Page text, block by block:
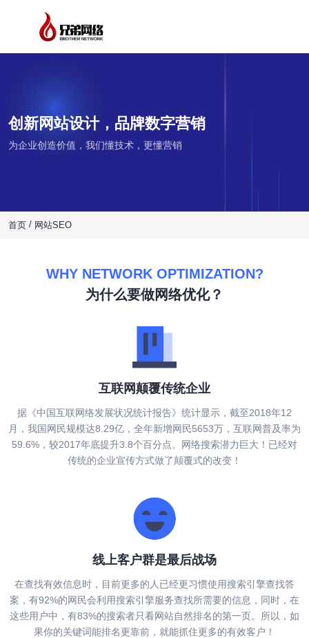
创新网站设计，品牌数字营销
为企业创造价值，我们懂技术，更懂营销
首页 / 网站SEO
WHY NETWORK OPTIMIZATION?
为什么要做网络优化？
互联网颠覆传统企业
据《中国互联网络发展状况统计报告》统计显示，截至2018年12
月，我国网民规模达8.29亿，全年新增网民5653万，互联网普及率为
59.6%，较2017年底提升3.8个百分点。网络搜索潜力巨大！已经对
传统的企业宣传方式做了颠覆式的改变！
线上客户群是最后战场
在查找有效信息时，目前更多的人已经更习惯使用搜索引擎查找答
案，有92%的网民会利用搜索引擎服务查找所需要的信息，同时，在
这些用户中，有83%的搜索者只看网站自然排名的第一页。所以，如
果你的关键词能排名更靠前，就能抓住更多的有效客户！